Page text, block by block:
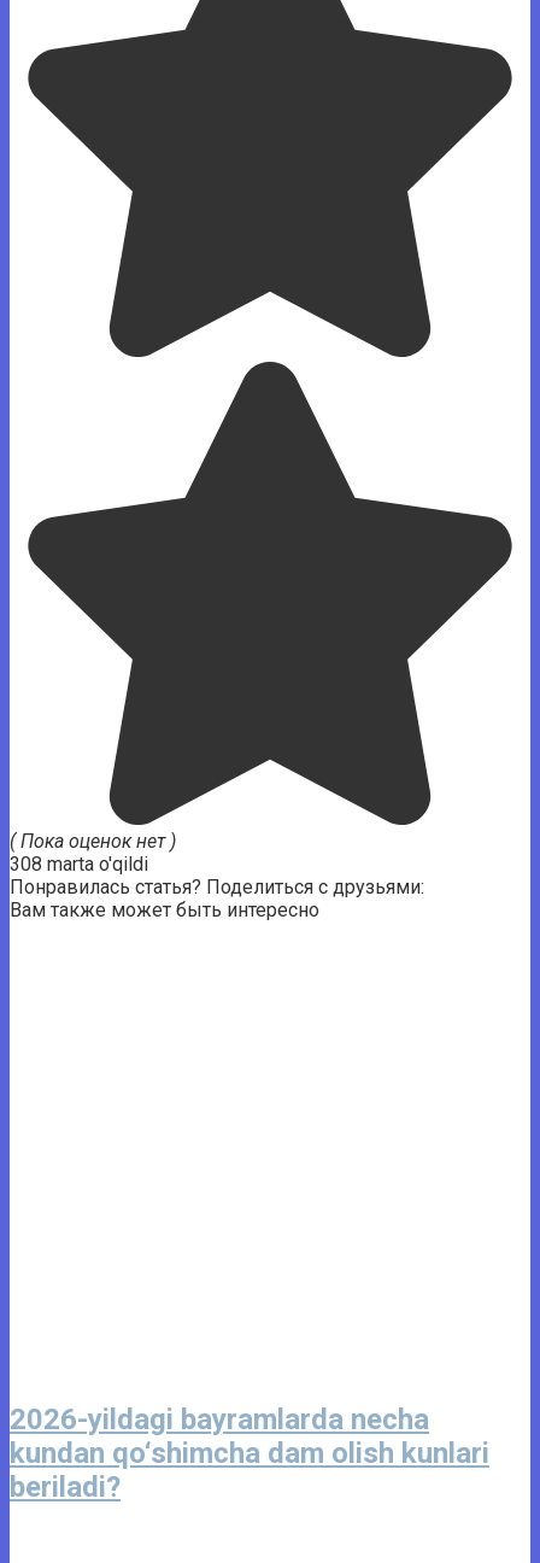
( Пока оценок нет )
308 marta o'qildi
Понравилась статья? Поделиться с друзьями:
Вам также может быть интересно
2026-yildagi bayramlarda necha
kundan qo‘shimcha dam olish kunlari
beriladi?